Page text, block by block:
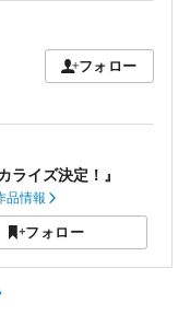
フォロー
ライズ決定！』
品情報
フォロー